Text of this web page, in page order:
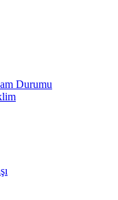
Durumu